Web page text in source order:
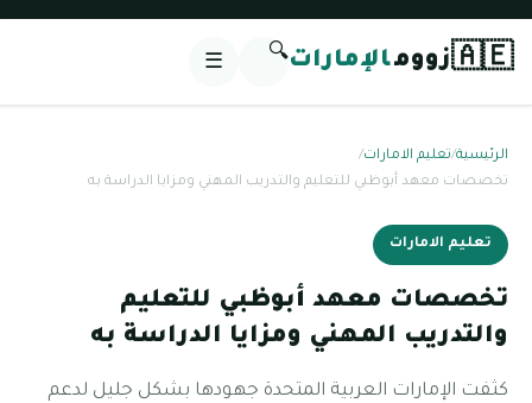
🇦🇪زوومالإمارات🔍
☰
الرئيسية/تعليم الامارات/
تخصصات معهد أبوظبي للتعليم والتدريب المهني ومزايا الدراسة به
تعليم الامارات
تخصصات معهد أبوظبي للتعليم
والتدريب المهني ومزايا الدراسة به
كثفت الإمارات العربية المتحدة جهودها بشكل جليل لدعم